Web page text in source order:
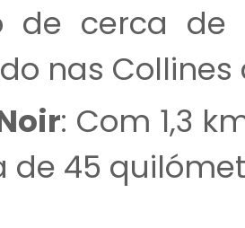
de cerca de
nas Collines
: Com 1,3
de 45